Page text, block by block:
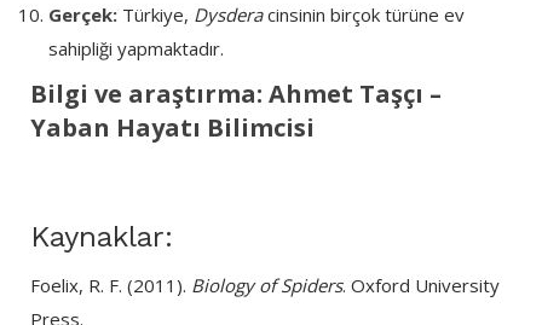
Gerçek: Türkiye, Dysderacinsinin birçok türüne ev
sahipliği yapmaktadır.
Bilgi ve araştırma: Ahmet Taşçı –
Yaban Hayatı Bilimcisi
Kaynaklar:
Foelix, R. F. (2011). Biology of Spiders. Oxford University
Press.